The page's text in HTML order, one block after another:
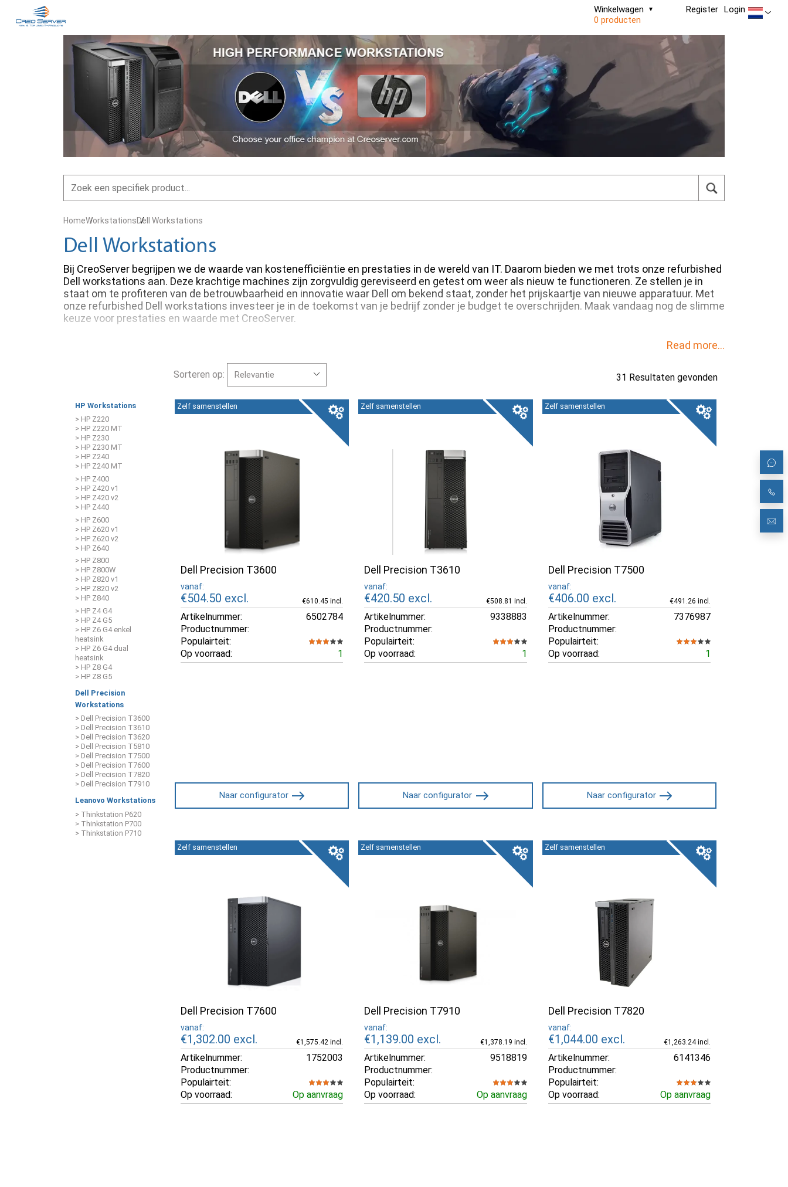
Register Login
Winkelwagen
0 producten
HomeWorkstationsDell Workstations
Dell Workstations
Bij CreoServer begrijpen we de waarde van kostenefficiëntie en prestaties in de wereld van IT. Daarom bieden we met trots onze refurbished
Dell workstations aan. Deze krachtige machines zijn zorgvuldig gereviseerd en getest om weer als nieuw te functioneren. Ze stellen je in
staat om te profiteren van de betrouwbaarheid en innovatie waar Dell om bekend staat, zonder het prijskaartje van nieuwe apparatuur. Met
onze refurbished Dell workstations investeer je in de toekomst van je bedrijf zonder je budget te overschrijden. Maak vandaag nog de slimme
keuze voor prestaties en waarde met CreoServer.
Read more...
HP Workstations
> HP Z220
> HP Z220 MT
> HP Z230
> HP Z230 MT
> HP Z240
> HP Z240 MT
> HP Z400
> HP Z420 v1
> HP Z420 v2
> HP Z440
> HP Z600
> HP Z620 v1
> HP Z620 v2
> HP Z640
> HP Z800
> HP Z800W
> HP Z820 v1
> HP Z820 v2
> HP Z840
> HP Z4 G4
> HP Z4 G5
> HP Z6 G4 enkel
heatsink
> HP Z6 G4 dual
heatsink
> HP Z8 G4
> HP Z8 G5
Dell Precision
Workstations
> Dell Precision T3600
> Dell Precision T3610
> Dell Precision T3620
> Dell Precision T5810
> Dell Precision T7500
> Dell Precision T7600
> Dell Precision T7820
> Dell Precision T7910
Leanovo Workstations
> Thinkstation P620
> Thinkstation P700
> Thinkstation P710
Sorteren op: 31 Resultaten gevonden
Dell Precision T3600
vanaf:
€504.50 excl. €610.45 incl.
Artikelnummer:
6502784
Productnummer:
Populairteit:
Op voorraad:
1
Zelf samenstellen
Naar configurator
Dell Precision T3610
vanaf:
€420.50 excl. €508.81 incl.
Artikelnummer:
9338883
Productnummer:
Populairteit:
Op voorraad:
1
Zelf samenstellen
Naar configurator
Dell Precision T7500
vanaf:
€406.00 excl. €491.26 incl.
Artikelnummer:
7376987
Productnummer:
Populairteit:
Op voorraad:
1
Zelf samenstellen
Naar configurator
Dell Precision T7600
vanaf:
€1,302.00 excl. €1,575.42 incl.
Artikelnummer:
1752003
Productnummer:
Populairteit:
Op voorraad:
Op aanvraag
Zelf samenstellen
Dell Precision T7910
vanaf:
€1,139.00 excl. €1,378.19 incl.
Artikelnummer:
9518819
Productnummer:
Populairteit:
Op voorraad:
Op aanvraag
Zelf samenstellen
Dell Precision T7820
vanaf:
€1,044.00 excl. €1,263.24 incl.
Artikelnummer:
6141346
Productnummer:
Populairteit:
Op voorraad:
Op aanvraag
Zelf samenstellen